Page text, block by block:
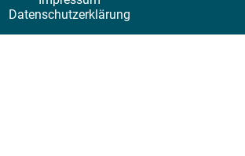
Datenschutzerklärung